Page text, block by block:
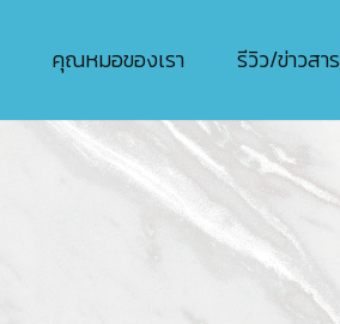
คุณหมอของเรา รีวิว/ข่าวสาร